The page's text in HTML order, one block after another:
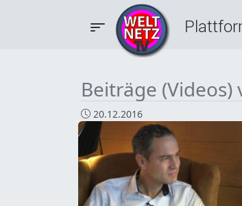
Beiträge (Videos)
20.12.2016